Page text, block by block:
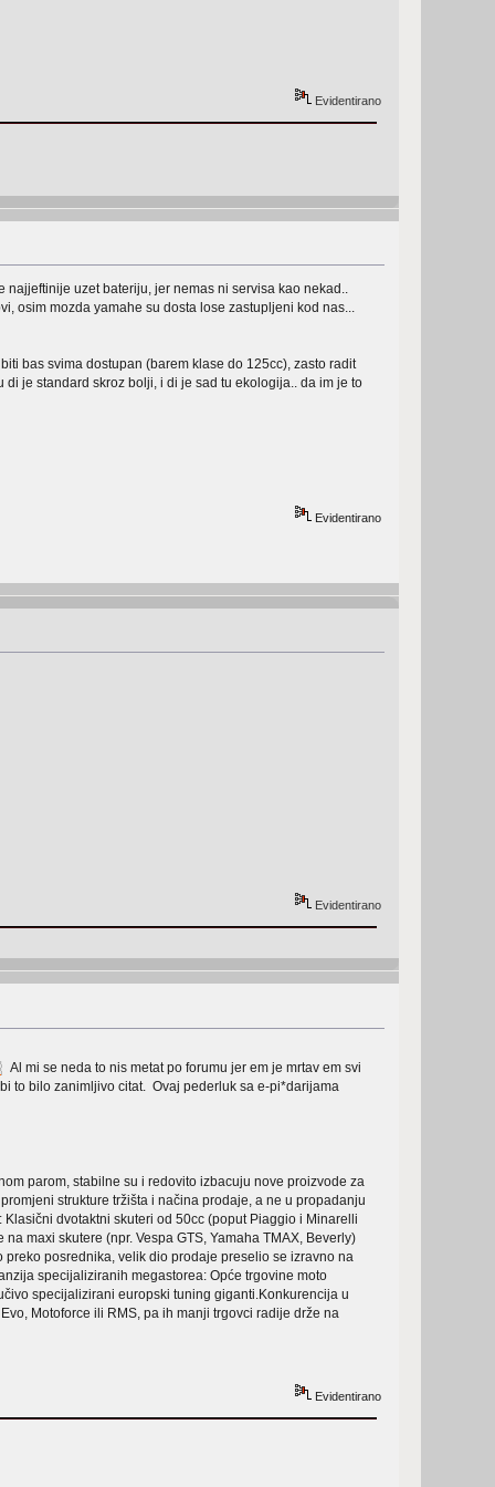
Evidentirano
uzet bateriju, jer nemas ni servisa kao nekad..
osim mozda yamahe su dosta lose zastupljeni kod nas...
bas svima dostupan (barem klase do 125cc), zasto radit
je standard skroz bolji, i di je sad tu ekologija.. da im je to
Evidentirano
Evidentirano
Al mi se neda to nis metat po forumu jer em je mrtav em svi
to bilo zanimljivo citat. Ovaj pederluk sa e-pi*darijama
parom, stabilne su i redovito izbacuju nove proizvode za
strukture tržišta i načina prodaje, a ne u propadanju
dvotaktni skuteri od 50cc (poput Piaggio i Minarelli
maxi skutere (npr. Vespa GTS, Yamaha TMAX, Beverly)
posrednika, velik dio prodaje preselio se izravno na
specijaliziranih megastorea: Opće trgovine moto
specijalizirani europski tuning giganti.Konkurencija u
Motoforce ili RMS, pa ih manji trgovci radije drže na
Evidentirano